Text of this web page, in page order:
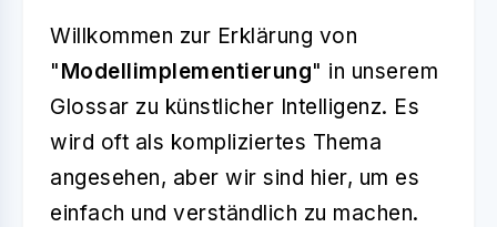
Willkommen zur Erklärung von
"Modellimplementierung" in unserem
Glossar zu künstlicher Intelligenz. Es
wird oft als kompliziertes Thema
angesehen, aber wir sind hier, um es
einfach und verständlich zu machen.